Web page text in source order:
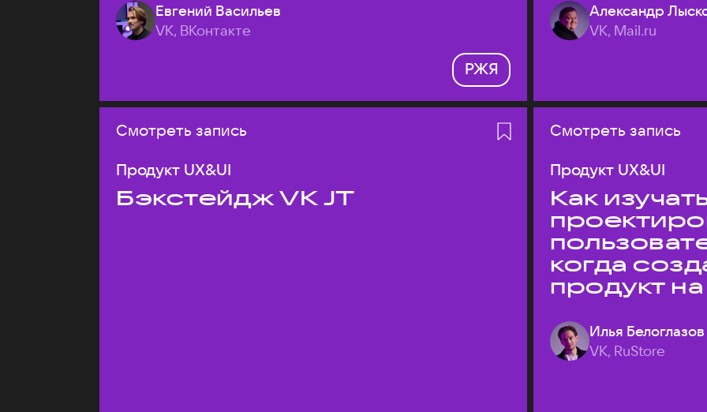
Евгений Васильев
VK, ВКонтакте
РЖЯ
Александр
VK, Mail.ru
Смотреть запись
Продукт UX&UI
Бэкстейдж VK JT
Смотреть запись
Продукт UX&UI
Как
когда
продукт
Илья Белоглазов
VK, RuStore